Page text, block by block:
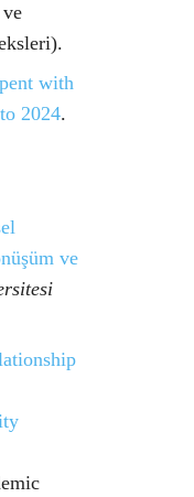
with
2024.
ve